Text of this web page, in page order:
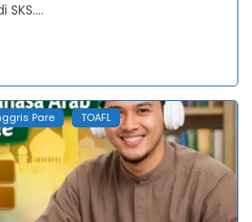
Pare TOAFL